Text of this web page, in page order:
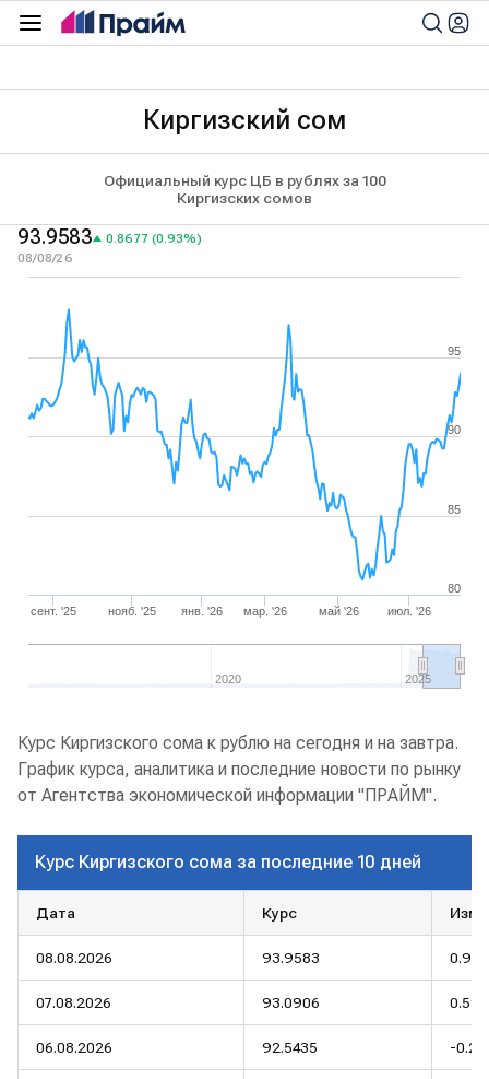
Киргизский сом
Официальный курс ЦБ в рублях за 100
Киргизских сомов
93.9583
0.8677 (0.93%)
08/08/26
сент. '25 нояб. '25 янв. '26 мар. '26 май '26 июл. '26
2020 2025
80
85
90
95
Курс Киргизского сома к рублю на сегодня и на завтра.
График курса, аналитика и последние новости по рынку
от Агентства экономической информации "ПРАЙМ".
Курс Киргизского сома за последние 10 дней
Дата Курс
08.08.2026 93.9583
07.08.2026 93.0906
06.08.2026 92.5435 -